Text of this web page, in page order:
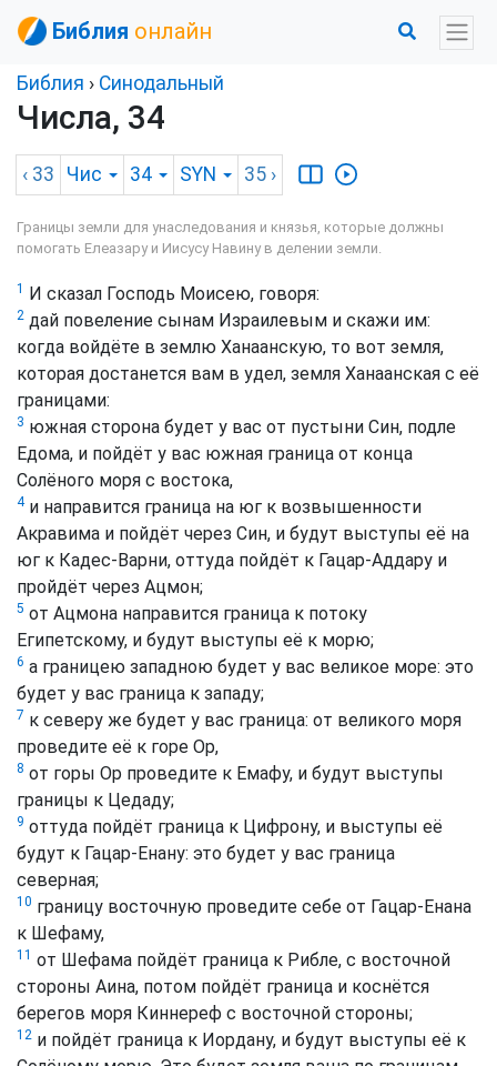
Библия онлайн
Библия › Синодальный
Числа, 34
‹ 33 Чис 34 SYN 35 ›
Границы земли для унаследования и князья, которые должны
помогать Елеазару и Иисусу Навину в делении земли.
1 И сказал Господь Моисею, говоря:
2 дай повеление сынам Израилевым и скажи им:
когда войдёте в землю Ханаанскую, то вот земля,
которая достанется вам в удел, земля Ханаанская с её
границами:
3 южная сторона будет у вас от пустыни Син, подле
Едома, и пойдёт у вас южная граница от конца
Солёного моря с востока,
4и направится граница на юг к возвышенности
Акравима и пойдёт через Син, и будут выступы её на
юг к Кадес-Варни, оттуда пойдёт к Гацар-Аддару и
пройдёт через Ацмон;
5 от Ацмона направится граница к потоку
Египетскому, и будут выступы её к морю;
6 а границею западною будет у вас великое море: это
будет у вас граница к западу;
7 к северу же будет у вас граница: от великого моря
проведите её к горе Ор,
8 от горы Ор проведите к Емафу, и будут выступы
границы к Цедаду;
9 оттуда пойдёт граница к Цифрону, и выступы её
будут к Гацар-Енану: это будет у вас граница
северная;
10 границу восточную проведите себе от Гацар-Енана
к Шефаму,
11 от Шефама пойдёт граница к Рибле, с восточной
стороны Аина, потом пойдёт граница и коснётся
берегов моря Киннереф с восточной стороны;
12 и пойдёт граница к Иордану, и будут выступы её к